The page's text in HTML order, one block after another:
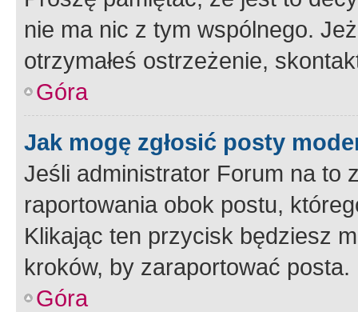
nie ma nic z tym wspólnego.
otrzymałeś ostrzeżenie,
Góra
Jak mogę zgłosić posty
Jeśli administrator Forum na to
raportowania obok postu,
Klikając ten przycisk będziesz
kroków, by zaraportować posta.
Góra